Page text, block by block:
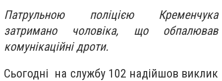
Патрульною поліцією Кременчука
затримано чоловіка, що обпалював
комунікаційні дроти.
Сьогодні на службу 102 надійшов виклик